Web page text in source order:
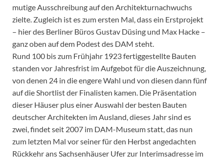
mutige Ausschreibung auf den Architekturnachwuchs
zielte. Zugleich ist es zum ersten Mal, dass ein Erstprojekt
– hier des Berliner Büros Gustav Düsing und Max Hacke –
ganz oben auf dem Podest des DAM steht.
Rund 100 bis zum Frühjahr 1923 fertiggestellte Bauten
standen vor Jahresfrist im Aufgebot für die Auszeichnung,
von denen 24 in die engere Wahl und von diesen dann fünf
auf die Shortlist der Finalisten kamen. Die Präsentation
dieser Häuser plus einer Auswahl der besten Bauten
deutscher Architekten im Ausland, dieses Jahr sind es
zwei, findet seit 2007 im DAM-Museum statt, das nun
zum letzten Mal vor seiner für den Herbst angedachten
Rückkehr ans Sachsenhäuser Ufer zur Interimsadresse im